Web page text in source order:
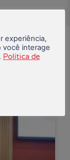
experiência,
você interage
Política de